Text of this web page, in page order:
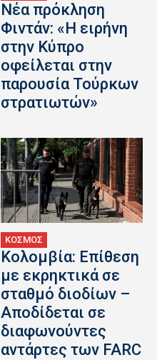
Νέα πρόκληση
Φιντάν: «Η ειρήνη
στην Κύπρο
οφείλεται στην
παρουσία Τούρκων
στρατιωτών»
ΚΟΣΜΟΣ
Κολομβία: Επίθεση
με εκρηκτικά σε
σταθμό διοδίων –
Αποδίδεται σε
διαφωνούντες
αντάρτες των FARC